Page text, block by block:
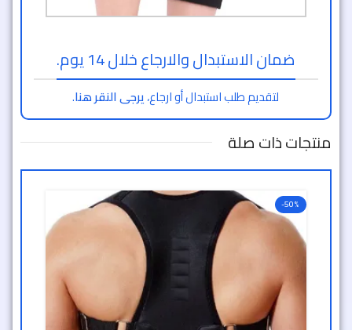
ضمان الاستبدال والارجاع خلال 14 يوم.
لتقديم طلب استبدال أو ارجاع،يرجى النقر هنا.
منتجات ذات صلة
-50%